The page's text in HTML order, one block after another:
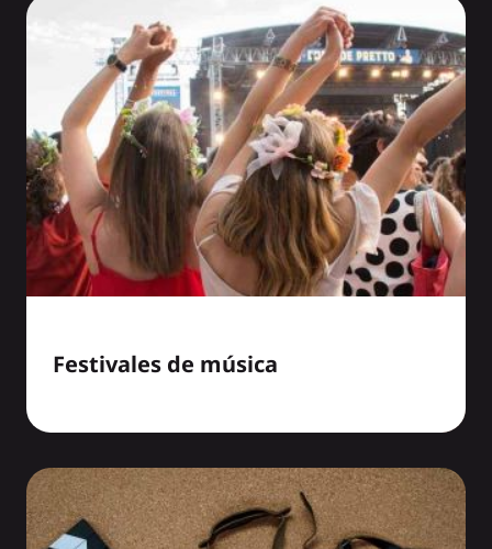
Festivales de música